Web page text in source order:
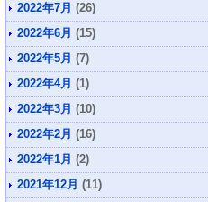
2022年7月 (26)
2022年6月 (15)
2022年5月 (7)
2022年4月 (1)
2022年3月 (10)
2022年2月 (16)
2022年1月 (2)
2021年12月 (11)